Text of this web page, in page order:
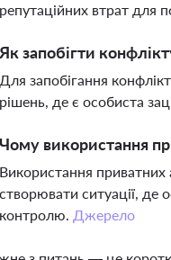
репутаційних втрат для
Як запобігти
Для запобігання
рішень, де є особиста
Чому використання
Використання приватних
створювати ситуації, де
контролю. Джерело